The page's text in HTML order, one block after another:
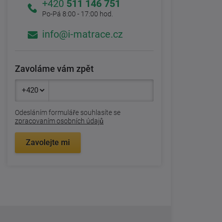
+420 511 146 751
Po-Pá 8:00 - 17:00 hod.
info@i-matrace.cz
Zavoláme vám zpět
Odesláním formuláře souhlasíte se
zpracovaním osobních údajů
Zavolejte mi